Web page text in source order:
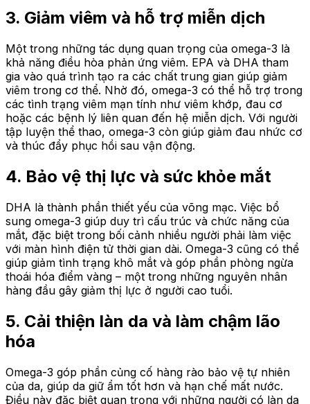
3. Giảm viêm và hỗ trợ miễn dịch
Một trong những tác dụng quan trọng của omega-3 là
khả năng điều hòa phản ứng viêm. EPA và DHA tham
gia vào quá trình tạo ra các chất trung gian giúp giảm
viêm trong cơ thể. Nhờ đó, omega-3 có thể hỗ trợ trong
các tình trạng viêm mạn tính như viêm khớp, đau cơ
hoặc các bệnh lý liên quan đến hệ miễn dịch. Với người
tập luyện thể thao, omega-3 còn giúp giảm đau nhức cơ
và thúc đẩy phục hồi sau vận động.
4. Bảo vệ thị lực và sức khỏe mắt
DHA là thành phần thiết yếu của võng mạc. Việc bổ
sung omega-3 giúp duy trì cấu trúc và chức năng của
mắt, đặc biệt trong bối cảnh nhiều người phải làm việc
với màn hình điện tử thời gian dài. Omega-3 cũng có thể
giúp giảm tình trạng khô mắt và góp phần phòng ngừa
thoái hóa điểm vàng – một trong những nguyên nhân
hàng đầu gây giảm thị lực ở người cao tuổi.
5. Cải thiện làn da và làm chậm lão
hóa
Omega-3 góp phần củng cố hàng rào bảo vệ tự nhiên
của da, giúp da giữ ẩm tốt hơn và hạn chế mất nước.
Điều này đặc biệt quan trọng với những người có làn da